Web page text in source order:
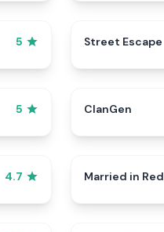
5 Street Escape
5 ClanGen
4.7 Married in Red